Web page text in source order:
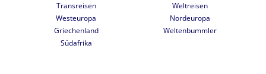
Transreisen
Weltreisen
Westeuropa
Nordeuropa
Griechenland
Weltenbummler
Südafrika